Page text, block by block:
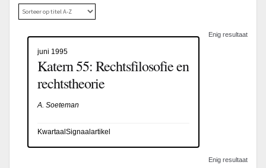
Enig resultaat
juni 1995
Katern 55: Rechtsfilosofie en
rechtstheorie
A. Soeteman
KwartaalSignaalartikel
Enig resultaat